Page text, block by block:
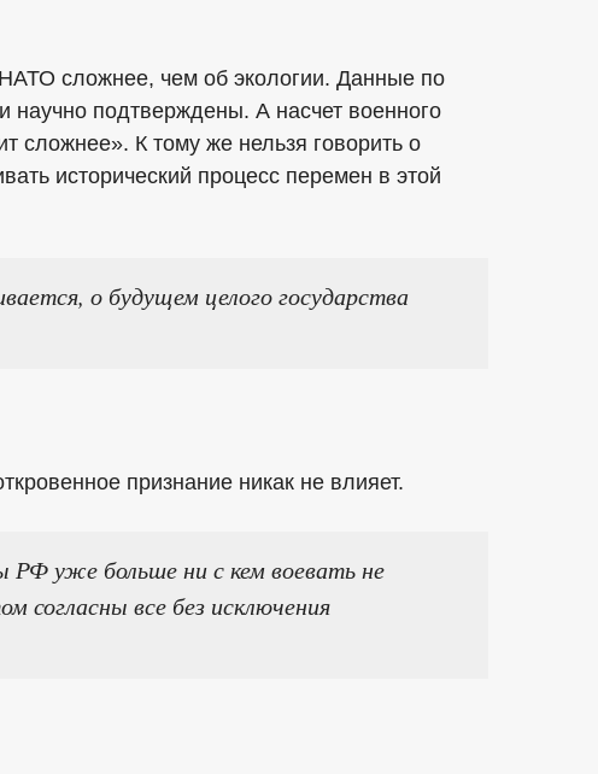
НАТО сложнее, чем об экологии. Данные по
научно подтверждены. А насчет военного
сложнее». К тому же нельзя говорить о
исторический процесс перемен в этой
о будущем целого государства
признание никак не влияет.
РФ уже больше ни с кем воевать не
согласны все без исключения